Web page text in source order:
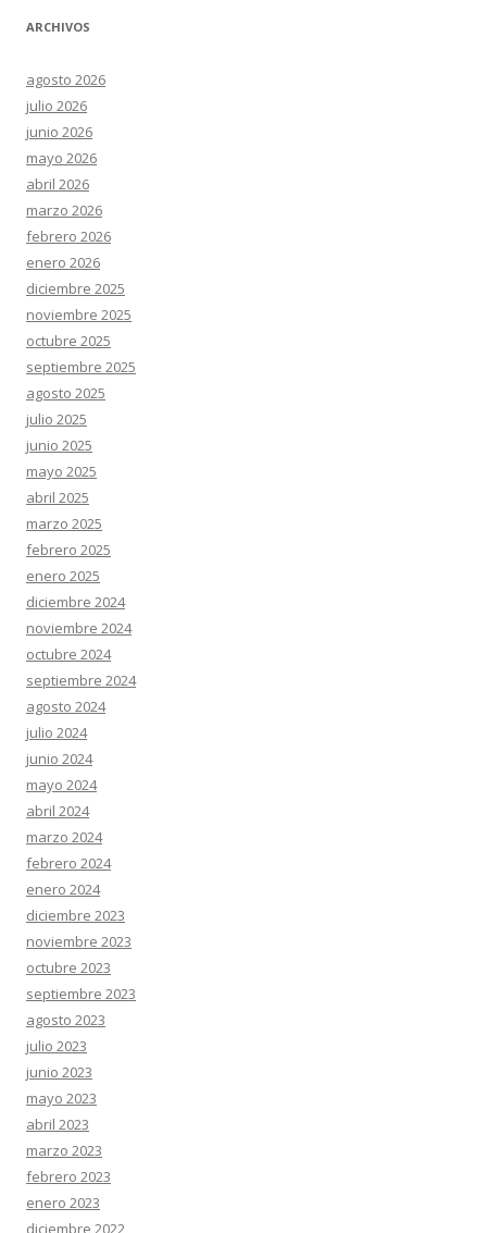
ARCHIVOS
agosto 2026
julio 2026
junio 2026
mayo 2026
abril 2026
marzo 2026
febrero 2026
enero 2026
diciembre 2025
noviembre 2025
octubre 2025
septiembre 2025
agosto 2025
julio 2025
junio 2025
mayo 2025
abril 2025
marzo 2025
febrero 2025
enero 2025
diciembre 2024
noviembre 2024
octubre 2024
septiembre 2024
agosto 2024
julio 2024
junio 2024
mayo 2024
abril 2024
marzo 2024
febrero 2024
enero 2024
diciembre 2023
noviembre 2023
octubre 2023
septiembre 2023
agosto 2023
julio 2023
junio 2023
mayo 2023
abril 2023
marzo 2023
febrero 2023
enero 2023
diciembre 2022